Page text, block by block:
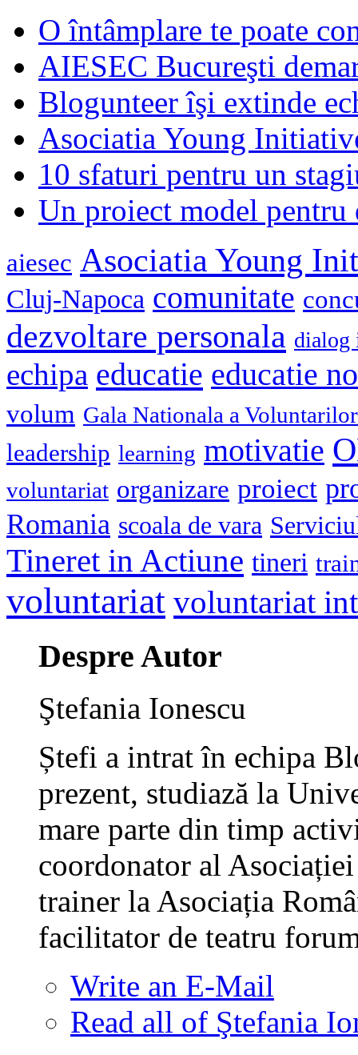
O întâmplare te poate
AIESEC Bucureşti
Blogunteer îşi extinde
Asociatia Young
10 sfaturi pentru un
Un proiect model
aiesec Asociatia Young
Cluj-Napoca comunitate
dezvoltare personala dialog
echipa educatie educatie
volum Gala Nationala a Voluntarilor
leadership learning motivatie
voluntariat organizare proiect
Romania scoala de vara
Tineret in Actiune tineri
voluntariat voluntariat
Despre Autor
Ştefania Ionescu
Ștefi a intrat în echipa
prezent, studiază la
mare parte din timp
coordonator al
trainer la Asociația
facilitator de teatru
Write an E-Mail
Read all of Ştefania